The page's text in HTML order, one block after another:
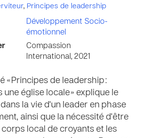
, Principes de leadership
Développement Socio-
émotionnel
Compassion
International, 2021
« Principes de leadership :
une église locale » explique le
la vie d'un leader en phase
ainsi que la nécessité d'être
corps local de croyants et les